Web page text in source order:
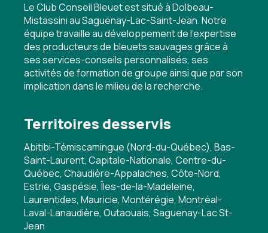
Le Club Conseil Bleuet est situé à Dolbeau-
Mistassini au Saguenay-Lac-Saint-Jean. Notre
équipe travaille au développement de l'expertise
des producteurs de bleuets sauvages grâce à
ses services-conseils personnalisés, ses
activités de formation de groupe ainsi que par son
implication dans le milieu de la recherche.
Territoires desservis
Abitibi-Témiscamingue (Nord-du-Québec), Bas-
Saint-Laurent, Capitale-Nationale, Centre-du-
Québec, Chaudière-Appalaches, Côte-Nord,
Estrie, Gaspésie, Îles-de-la-Madeleine,
Laurentides, Mauricie, Montérégie, Montréal-
Laval-Lanaudière, Outaouais, Saguenay-Lac St-
Jean